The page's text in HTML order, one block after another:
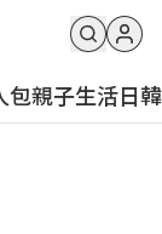
包親子生活日韓